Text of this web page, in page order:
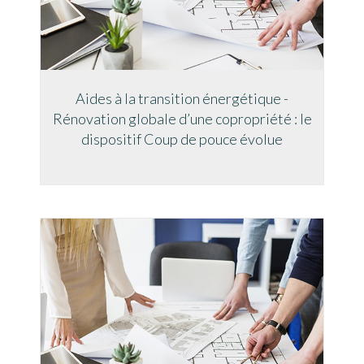
Aides à la transition énergétique -
Rénovation globale d’une copropriété : le
dispositif Coup de pouce évolue